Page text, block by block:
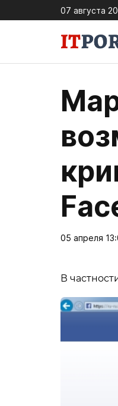
07 августа
05 апреля
В